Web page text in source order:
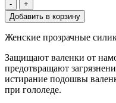
- +
Женские прозрачные
Защищают валенки от
предотвращают
истирание подошвы
при гололеде.